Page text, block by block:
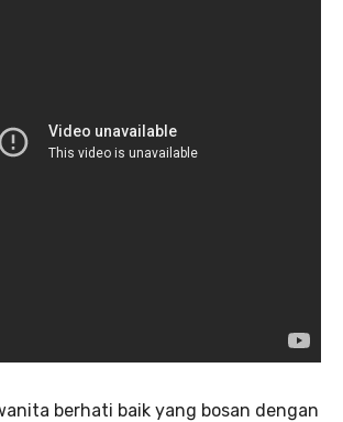
berhati baik yang bosan dengan